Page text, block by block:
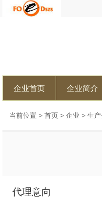
企业首页 企业简介
当前位置 > 首页 > 企业 > 生
代理意向